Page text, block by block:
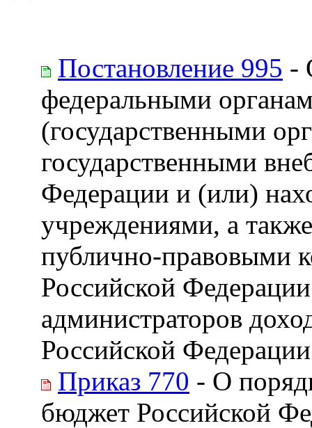
Постановление 995 -
федеральными
(государственными
государственными
Федерации и (или)
учреждениями, а
публично-правовыми
Российской
администраторов
Российской Федерации
Приказ 770 - О
бюджет Российской